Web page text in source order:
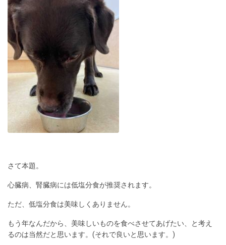
さて本題。
心臓病、腎臓病には低塩分食が推奨されます。
ただ、低塩分食は美味しくありません。
もう年なんだから、美味しいものを食べさせてあげたい、と考え
るのは当然だと思います。(それで良いと思います。)